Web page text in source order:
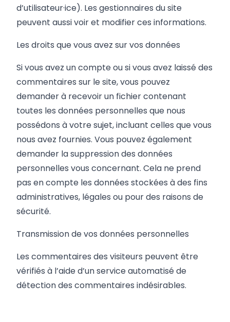
d’utilisateur·ice). Les gestionnaires du site
peuvent aussi voir et modifier ces informations.
Les droits que vous avez sur vos données
Si vous avez un compte ou si vous avez laissé des
commentaires sur le site, vous pouvez
demander à recevoir un fichier contenant
toutes les données personnelles que nous
possédons à votre sujet, incluant celles que vous
nous avez fournies. Vous pouvez également
demander la suppression des données
personnelles vous concernant. Cela ne prend
pas en compte les données stockées à des fins
administratives, légales ou pour des raisons de
sécurité.
Transmission de vos données personnelles
Les commentaires des visiteurs peuvent être
vérifiés à l’aide d’un service automatisé de
détection des commentaires indésirables.